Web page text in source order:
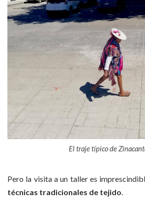
El traje típico de
Pero la visita a un taller es
técnicas tradicionales de tejido